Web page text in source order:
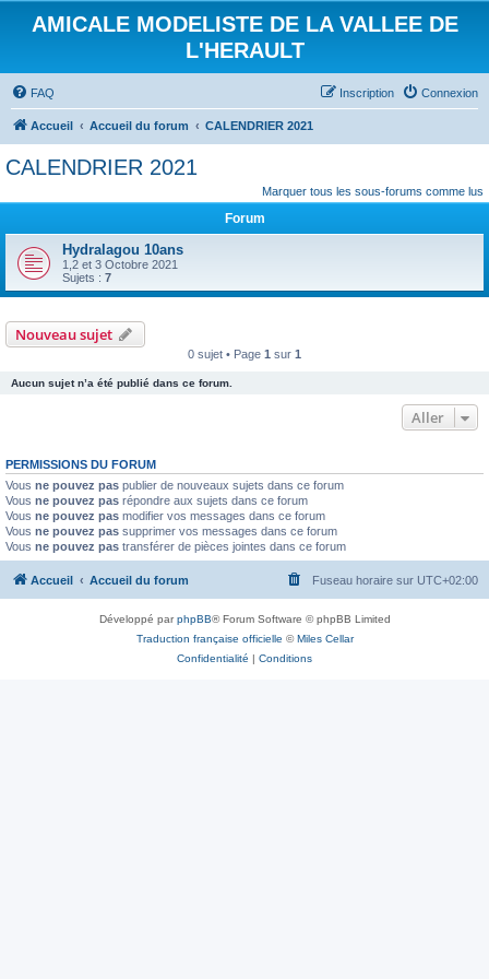
AMICALE MODELISTE DE LA VALLEE DE
L'HERAULT
FAQ Connexion
Inscription
Accueil Accueil du forum CALENDRIER 2021
CALENDRIER 2021
Marquer tous les sous-forums comme lus
Forum
Hydralagou 10ans
1,2 et 3 Octobre 2021
Sujets : 7
Nouveau sujet
0 sujet • Page 1 sur 1
Aucun sujet n’a été publié dans ce forum.
Aller
PERMISSIONS DU FORUM
Vous ne pouvez pas publier de nouveaux sujets dans ce forum
Vous ne pouvez pas répondre aux sujets dans ce forum
Vous ne pouvez pas modifier vos messages dans ce forum
Vous ne pouvez pas supprimer vos messages dans ce forum
Vous ne pouvez pas transférer de pièces jointes dans ce forum
Accueil Accueil du forum Fuseau horaire sur UTC+02:00
Développé parphpBB® Forum Software © phpBB Limited
Traduction française officielle ©Miles Cellar
Confidentialité | Conditions